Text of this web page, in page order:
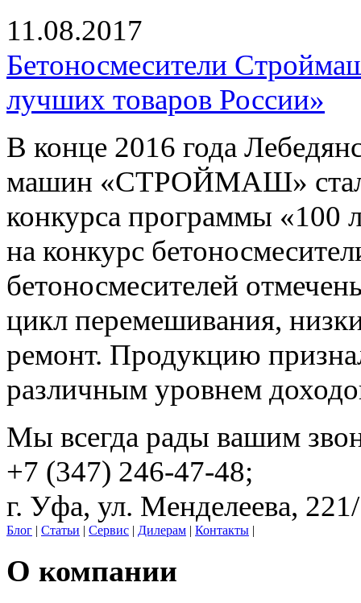
11.08.2017
Бетоносмесители
лучших товаров России»
В конце 2016 года
машин «СТРОЙМАШ» стал
конкурса программы «100
на конкурс
бетоносмесителей
цикл перемешивания,
ремонт. Продукцию
различным уровнем
Мы всегда рады вашим
+7 (347) 246-47-48;
г. Уфа, ул. Менделеева,
Блог | Статьи | Сервис | Дилерам | Контакты |
О компании